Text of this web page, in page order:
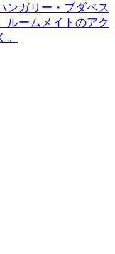
ンガリー・ブダペス
ルームメイトのアク